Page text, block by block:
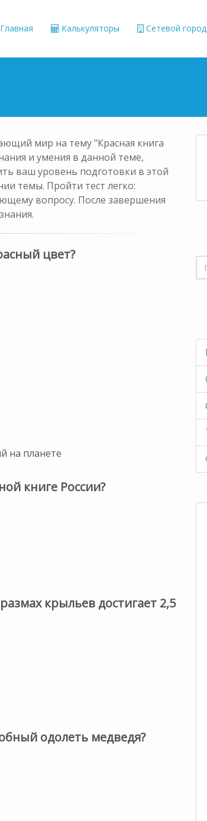
Главная Калькуляторы Сетевой город
мир на тему "Красная книга
и умения в данной теме,
ваш уровень подготовки в этой
темы. Пройти тест легко:
вопросу. После завершения
цвет?
на планете
книге России?
крыльев достигает 2,5
одолеть медведя?